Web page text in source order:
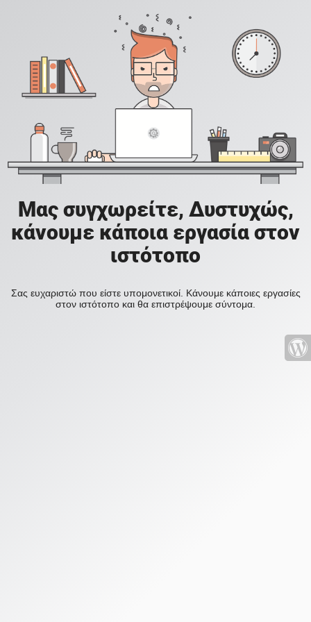
Μας συγχωρείτε, Δυστυχώς,
κάνουμε κάποια εργασία στον
ιστότοπο
Σας ευχαριστώ που είστε υπομονετικοί. Κάνουμε κάποιες εργασίες
στον ιστότοπο και θα επιστρέψουμε σύντομα.